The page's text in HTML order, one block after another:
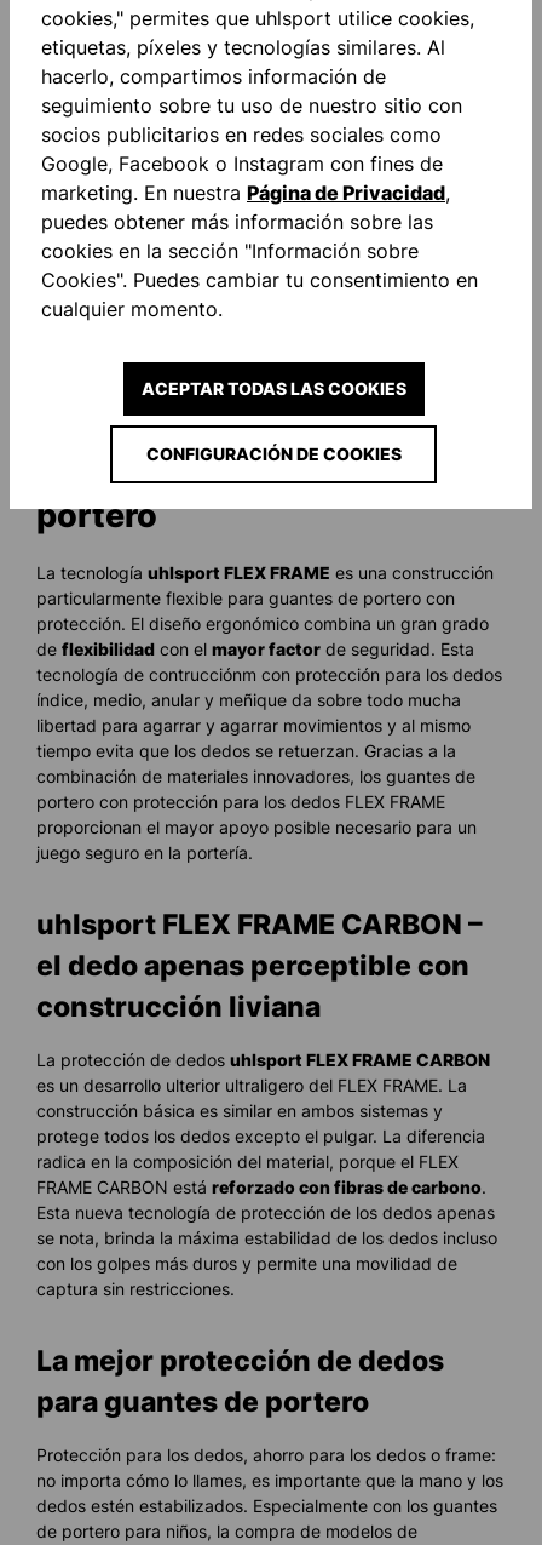
UHLSPORT SUPERSOFT HN
FLEX FRAME GUANTES DE
PORTERO
Desde32,50 €* 70,00 €*
(ahorro del 54%)
uhlsport FLEX FRAME -
protección ultra flexible de
los dedos para guantes de
portero
La tecnología uhlsport FLEX FRAME es una construcción
particularmente flexible para guantes de portero con
protección. El diseño ergonómico combina un gran grado
de flexibilidad con el mayor factor de seguridad. Esta
tecnología de contrucciónm con protección para los dedos
índice, medio, anular y meñique da sobre todo mucha
libertad para agarrar y agarrar movimientos y al mismo
tiempo evita que los dedos se retuerzan. Gracias a la
combinación de materiales innovadores, los guantes de
portero con protección para los dedos FLEX FRAME
proporcionan el mayor apoyo posible necesario para un
juego seguro en la portería.
uhlsport FLEX FRAME CARBON –
el dedo apenas perceptible con
construcción liviana
La protección de dedos uhlsport FLEX FRAME CARBON
es un desarrollo ulterior ultraligero del FLEX FRAME. La
construcción básica es similar en ambos sistemas y
protege todos los dedos excepto el pulgar. La diferencia
radica en la composición del material, porque el FLEX
FRAME CARBON está reforzado con fibras de carbono.
Esta nueva tecnología de protección de los dedos apenas
se nota, brinda la máxima estabilidad de los dedos incluso
con los golpes más duros y permite una movilidad de
captura sin restricciones.
La mejor protección de dedos
para guantes de portero
Protección para los dedos, ahorro para los dedos o frame:
no importa cómo lo llames, es importante que la mano y los
dedos estén estabilizados. Especialmente con los guantes
de portero para niños, la compra de modelos de
cookies," permites que uhlsport utilice cookies,
etiquetas, píxeles y tecnologías similares. Al
hacerlo, compartimos información de
seguimiento sobre tu uso de nuestro sitio con
socios publicitarios en redes sociales como
Google, Facebook o Instagram con fines de
marketing. En nuestra Página de Privacidad,
puedes obtener más información sobre las
cookies en la sección "Información sobre
Cookies". Puedes cambiar tu consentimiento en
cualquier momento.
CONFIGURACIÓN DE COOKIES
ACEPTAR TODAS LAS COOKIES